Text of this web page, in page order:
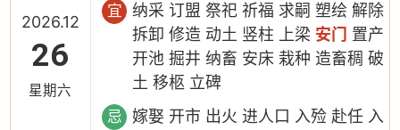
2026.12
26
星期六
宜
纳采 订盟 祭祀 祈福 求嗣 塑绘 解除
拆卸 修造 动土 竖柱 上梁 安门 置产
开池 掘井 纳畜 安床 栽种 造畜稠 破
土 移柩 立碑
忌
嫁娶 开市 出火 进人口 入殓 赴任 入